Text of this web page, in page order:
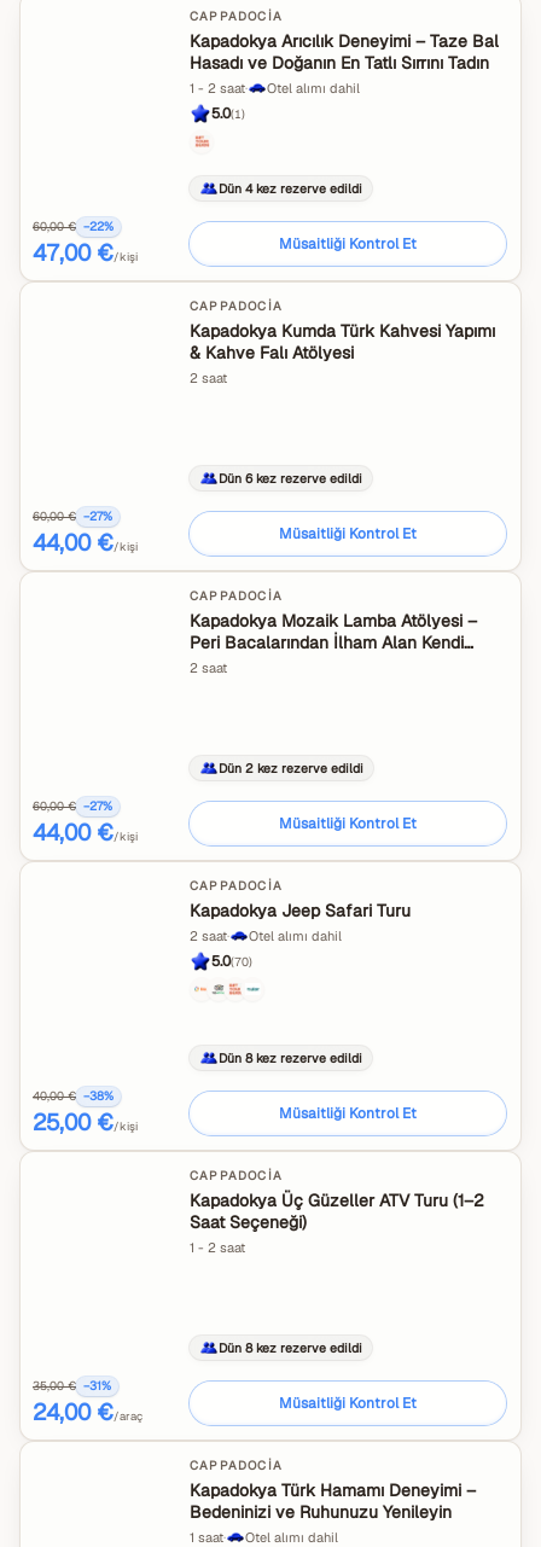
60,00 € −22%
47,00 €/kişi
CAPPADOCIA
Kapadokya Arıcılık Deneyimi – Taze Bal
Hasadı ve Doğanın En Tatlı Sırrını Tadın
1 - 2 saat· Otel alımı dahil
5.0(1)
Dün 4 kez rezerve edildi
Müsaitliği Kontrol Et
60,00 € −27%
44,00 €/kişi
CAPPADOCIA
Kapadokya Kumda Türk Kahvesi Yapımı
& Kahve Falı Atölyesi
2 saat
Dün 6 kez rezerve edildi
Müsaitliği Kontrol Et
60,00 € −27%
44,00 €/kişi
CAPPADOCIA
Kapadokya Mozaik Lamba Atölyesi –
Peri Bacalarından İlham Alan Kendi
Lambanı Yarat
2 saat
Dün 2 kez rezerve edildi
Müsaitliği Kontrol Et
40,00 € −38%
25,00 €/kişi
CAPPADOCIA
Kapadokya Jeep Safari Turu
2 saat· Otel alımı dahil
5.0(70)
Dün 8 kez rezerve edildi
Müsaitliği Kontrol Et
35,00 € −31%
24,00 €/araç
CAPPADOCIA
Kapadokya Üç Güzeller ATV Turu (1–2
Saat Seçeneği)
1 - 2 saat
Dün 8 kez rezerve edildi
Müsaitliği Kontrol Et
CAPPADOCIA
Kapadokya Türk Hamamı Deneyimi –
Bedeninizi ve Ruhunuzu Yenileyin
1 saat· Otel alımı dahil